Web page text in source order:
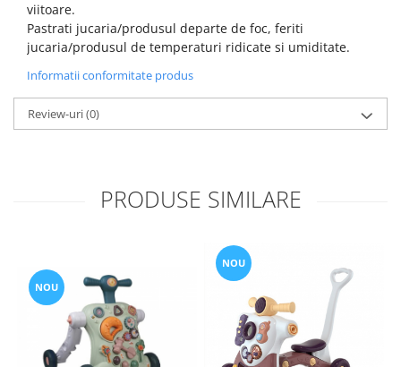
viitoare.
Pastrati jucaria/produsul departe de foc, feriti
jucaria/produsul de temperaturi ridicate si umiditate.
Informatii conformitate produs
Review-uri(0)
PRODUSE SIMILARE
NOU
NOU